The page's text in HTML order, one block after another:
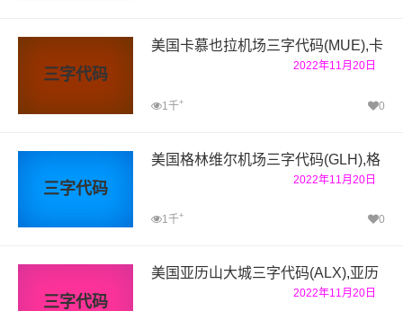
三字代码
美国卡慕也拉机场三字代码(MUE),卡
1千+ 0
2022年11月20日
三字代码
美国格林维尔机场三字代码(GLH),格
1千+ 0
2022年11月20日
三字代码
美国亚历山大城三字代码(ALX),亚历
2022年11月20日